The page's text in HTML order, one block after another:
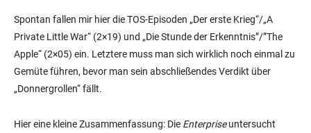
Spontan fallen mir hier die TOS-Episoden „Der erste Krieg“/„A
Private Little War“ (2×19) und „Die Stunde der Erkenntnis”/”The
Apple“ (2×05) ein. Letztere muss man sich wirklich noch einmal zu
Gemüte führen, bevor man sein abschließendes Verdikt über
„Donnergrollen“ fällt.
Hier eine kleine Zusammenfassung: Die Enterpriseuntersucht